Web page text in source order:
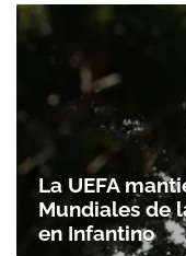
La UEFA
Mundiales de
en Infantino